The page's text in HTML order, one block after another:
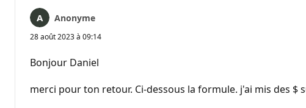
Anonyme
28 août 2023 à 09:14
Bonjour Daniel
merci pour ton retour. Ci-dessous la formule. j'ai mis des $